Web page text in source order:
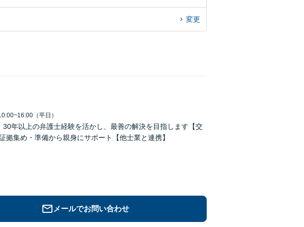
変更
（平日）
年以上の弁護士経験を活かし、最善の解決を目指します【交
集め・準備から親身にサポート【他士業と連携】
メールでお問い合わせ